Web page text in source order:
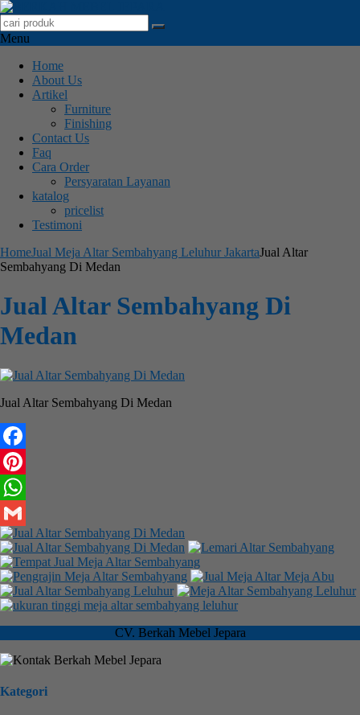
Menu
Home
About Us
Artikel
Furniture
Finishing
Contact Us
Faq
Cara Order
Persyaratan Layanan
katalog
pricelist
Testimoni
HomeJual Meja Altar Sembahyang Leluhur JakartaJual Altar
Sembahyang Di Medan
Jual Altar Sembahyang Di
Medan
Jual Altar Sembahyang Di Medan
Facebook
Pinterest
WhatsApp
Gmail
CV. Berkah Mebel Jepara
Kategori